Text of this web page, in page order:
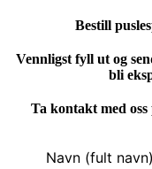
Bestill
Vennligst fyll ut og
bli
Ta kontakt med
Navn (fult navn)